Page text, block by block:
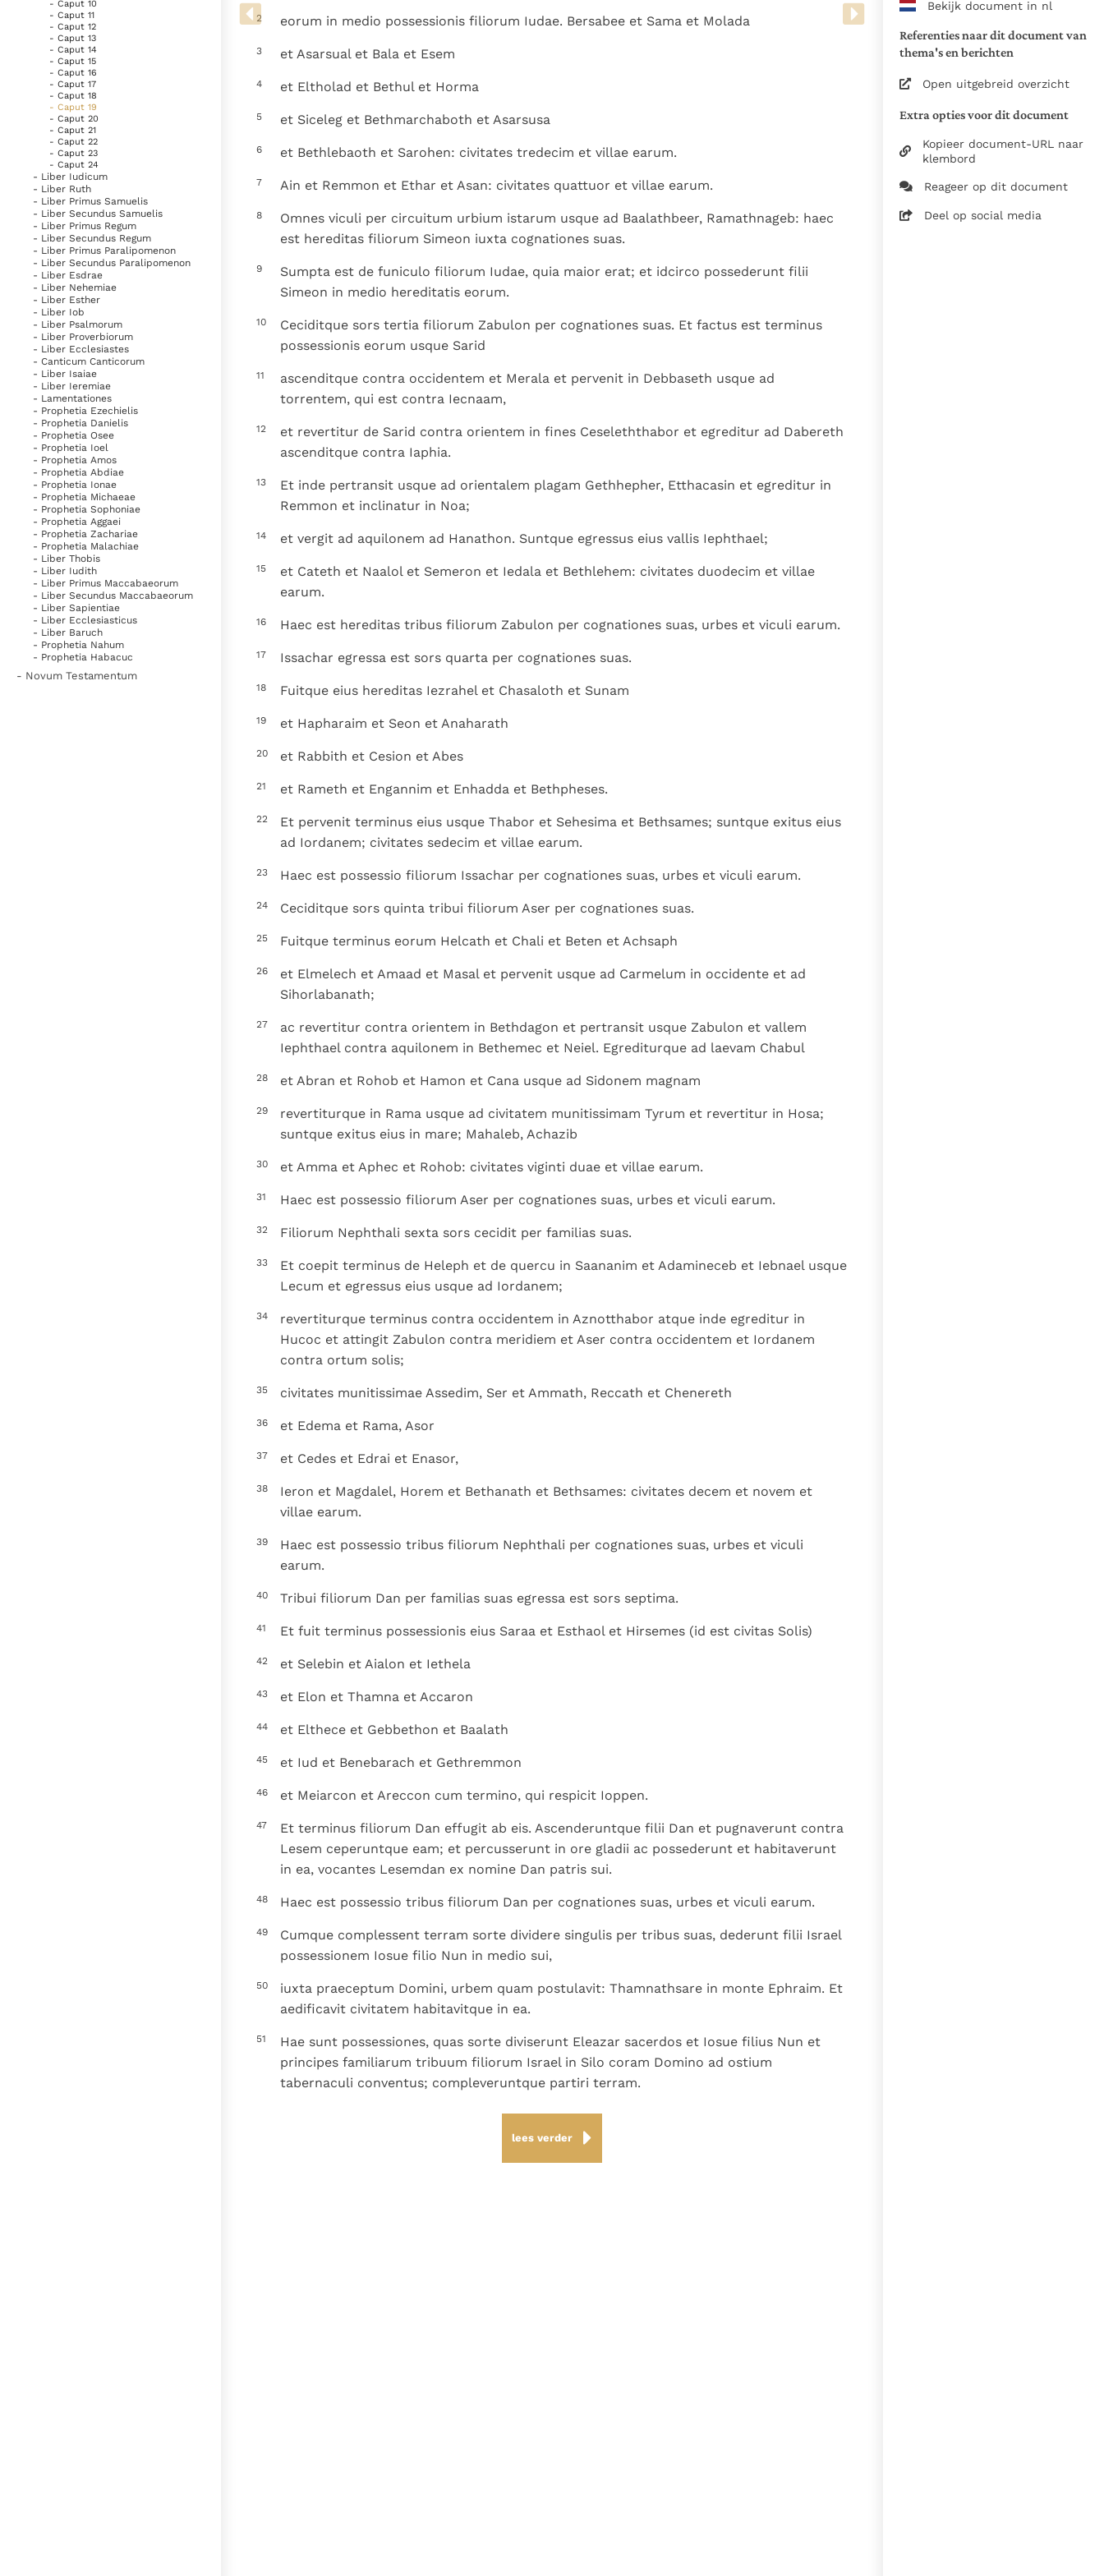
Denzinger Gebruiksvoorwaarden
herkennen
groeit stilletjes door
dwang
De mystiek. De
mystieke
heiligheid
als een taak"
Augustinus toont ons de
www.vatican.va/archive/bible/
vulgata_vetus-
www.vatican.va/archive/bible/
aansluiting gezocht bij de
om de teksten van de
naast elkaar te kunnen
Daar waar de versnummering
elkaar afwijken is dus die van
Bekijk document in nl
Referenties naar dit document van
thema's en berichten
Open uitgebreid overzicht
Extra opties voor dit document
Kopieer document-URL naar
klembord
Reageer op dit document
Deel op social media
- Caput 10
- Caput 11
- Caput 12
- Caput 13
- Caput 14
- Caput 15
- Caput 16
- Caput 17
- Caput 18
- Caput 19
- Caput 20
- Caput 21
- Caput 22
- Caput 23
- Caput 24
- Liber Iudicum
- Liber Ruth
- Liber Primus Samuelis
- Liber Secundus Samuelis
- Liber Primus Regum
- Liber Secundus Regum
- Liber Primus Paralipomenon
- Liber Secundus Paralipomenon
- Liber Esdrae
- Liber Nehemiae
- Liber Esther
- Liber Iob
- Liber Psalmorum
- Liber Proverbiorum
- Liber Ecclesiastes
- Canticum Canticorum
- Liber Isaiae
- Liber Ieremiae
- Lamentationes
- Prophetia Ezechielis
- Prophetia Danielis
- Prophetia Osee
- Prophetia Ioel
- Prophetia Amos
- Prophetia Abdiae
- Prophetia Ionae
- Prophetia Michaeae
- Prophetia Sophoniae
- Prophetia Aggaei
- Prophetia Zachariae
- Prophetia Malachiae
- Liber Thobis
- Liber Iudith
- Liber Primus Maccabaeorum
- Liber Secundus Maccabaeorum
- Liber Sapientiae
- Liber Ecclesiasticus
- Liber Baruch
- Prophetia Nahum
- Prophetia Habacuc
- Novum Testamentum
2 eorum in medio possessionis filiorum Iudae. Bersabee et Sama et Molada
3 et Asarsual et Bala et Esem
4 et Eltholad et Bethul et Horma
5 et Siceleg et Bethmarchaboth et Asarsusa
6 et Bethlebaoth et Sarohen: civitates tredecim et villae earum.
7 Ain et Remmon et Ethar et Asan: civitates quattuor et villae earum.
8
Omnes viculi per circuitum urbium istarum usque ad Baalathbeer, Ramathnageb: haec
est hereditas filiorum Simeon iuxta cognationes suas.
9
Sumpta est de funiculo filiorum Iudae, quia maior erat; et idcirco possederunt filii
Simeon in medio hereditatis eorum.
10
Ceciditque sors tertia filiorum Zabulon per cognationes suas. Et factus est terminus
possessionis eorum usque Sarid
11
ascenditque contra occidentem et Merala et pervenit in Debbaseth usque ad
torrentem, qui est contra Iecnaam,
12
et revertitur de Sarid contra orientem in fines Ceseleththabor et egreditur ad Dabereth
ascenditque contra Iaphia.
13
Et inde pertransit usque ad orientalem plagam Gethhepher, Etthacasin et egreditur in
Remmon et inclinatur in Noa;
14 et vergit ad aquilonem ad Hanathon. Suntque egressus eius vallis Iephthael;
15
et Cateth et Naalol et Semeron et Iedala et Bethlehem: civitates duodecim et villae
earum.
16 Haec est hereditas tribus filiorum Zabulon per cognationes suas, urbes et viculi earum.
17 Issachar egressa est sors quarta per cognationes suas.
18 Fuitque eius hereditas Iezrahel et Chasaloth et Sunam
19 et Hapharaim et Seon et Anaharath
20 et Rabbith et Cesion et Abes
21 et Rameth et Engannim et Enhadda et Bethpheses.
22
Et pervenit terminus eius usque Thabor et Sehesima et Bethsames; suntque exitus eius
ad Iordanem; civitates sedecim et villae earum.
23 Haec est possessio filiorum Issachar per cognationes suas, urbes et viculi earum.
24 Ceciditque sors quinta tribui filiorum Aser per cognationes suas.
25 Fuitque terminus eorum Helcath et Chali et Beten et Achsaph
26
et Elmelech et Amaad et Masal et pervenit usque ad Carmelum in occidente et ad
Sihorlabanath;
27
ac revertitur contra orientem in Bethdagon et pertransit usque Zabulon et vallem
Iephthael contra aquilonem in Bethemec et Neiel. Egrediturque ad laevam Chabul
28 et Abran et Rohob et Hamon et Cana usque ad Sidonem magnam
29
revertiturque in Rama usque ad civitatem munitissimam Tyrum et revertitur in Hosa;
suntque exitus eius in mare; Mahaleb, Achazib
30 et Amma et Aphec et Rohob: civitates viginti duae et villae earum.
31 Haec est possessio filiorum Aser per cognationes suas, urbes et viculi earum.
32 Filiorum Nephthali sexta sors cecidit per familias suas.
33
Et coepit terminus de Heleph et de quercu in Saananim et Adamineceb et Iebnael usque
Lecum et egressus eius usque ad Iordanem;
34
revertiturque terminus contra occidentem in Aznotthabor atque inde egreditur in
Hucoc et attingit Zabulon contra meridiem et Aser contra occidentem et Iordanem
contra ortum solis;
35 civitates munitissimae Assedim, Ser et Ammath, Reccath et Chenereth
36 et Edema et Rama, Asor
37 et Cedes et Edrai et Enasor,
38
Ieron et Magdalel, Horem et Bethanath et Bethsames: civitates decem et novem et
villae earum.
39
Haec est possessio tribus filiorum Nephthali per cognationes suas, urbes et viculi
earum.
40 Tribui filiorum Dan per familias suas egressa est sors septima.
41 Et fuit terminus possessionis eius Saraa et Esthaol et Hirsemes (id est civitas Solis)
42 et Selebin et Aialon et Iethela
43 et Elon et Thamna et Accaron
44 et Elthece et Gebbethon et Baalath
45 et Iud et Benebarach et Gethremmon
46 et Meiarcon et Areccon cum termino, qui respicit Ioppen.
47
Et terminus filiorum Dan effugit ab eis. Ascenderuntque filii Dan et pugnaverunt contra
Lesem ceperuntque eam; et percusserunt in ore gladii ac possederunt et habitaverunt
in ea, vocantes Lesemdan ex nomine Dan patris sui.
48 Haec est possessio tribus filiorum Dan per cognationes suas, urbes et viculi earum.
49
Cumque complessent terram sorte dividere singulis per tribus suas, dederunt filii Israel
possessionem Iosue filio Nun in medio sui,
50
iuxta praeceptum Domini, urbem quam postulavit: Thamnathsare in monte Ephraim. Et
aedificavit civitatem habitavitque in ea.
51
Hae sunt possessiones, quas sorte diviserunt Eleazar sacerdos et Iosue filius Nun et
principes familiarum tribuum filiorum Israel in Silo coram Domino ad ostium
tabernaculi conventus; compleveruntque partiri terram.
lees verder